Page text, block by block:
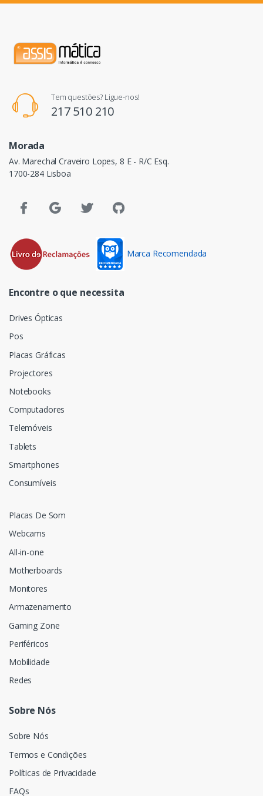
Tem questões? Ligue-nos!
217 510 210
Morada
Av. Marechal Craveiro Lopes, 8 E - R/C Esq.
1700-284 Lisboa
Marca Recomendada
Encontre o que necessita
Drives Ópticas
Pos
Placas Gráficas
Projectores
Notebooks
Computadores
Telemóveis
Tablets
Smartphones
Consumíveis
Placas De Som
Webcams
All-in-one
Motherboards
Monitores
Armazenamento
Gaming Zone
Periféricos
Mobilidade
Redes
Sobre Nós
Sobre Nós
Termos e Condições
Políticas de Privacidade
FAQs